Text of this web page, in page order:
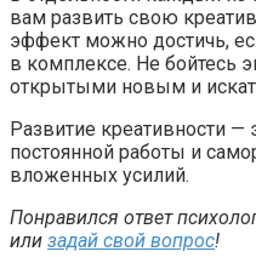
вам развить свою
эффект можно достичь,
в комплексе. Не бойтесь
открытыми новым и
Развитие креативности
постоянной работы и
вложенных усилий.
Понравился ответ
или задай свой вопрос!